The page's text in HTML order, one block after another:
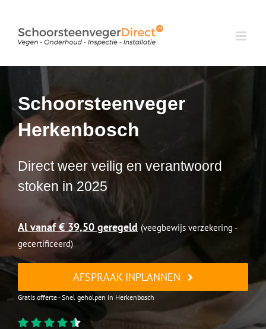
inhoud
Schoorsteenveger
Herkenbosch
Direct weer veilig en verantwoord
stoken in 2025
Al vanaf € 39,50 geregeld (veegbewijs verzekering -
gecertificeerd)
AFSPRAAK INPLANNEN
Gratis offerte - Snel geholpen in Herkenbosch